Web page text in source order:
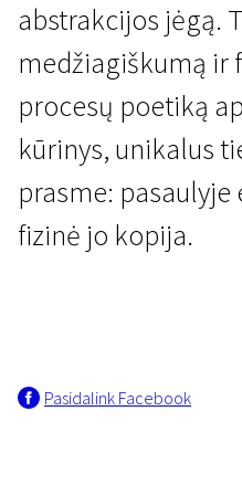
Galvok ką nori
Ryškiai
1 val. 9 min. | Dokumentinis | N-13
abstrakcijos jėgą.
medžiagiškumą ir
procesų poetiką
kūrinys, unikalus
prasme:
fizinė jo kopija.
Pasidalink Facebook